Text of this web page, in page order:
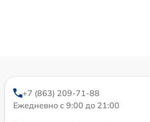
+7 (863) 209-71-88
Ежедневно с 9:00 до 21:00